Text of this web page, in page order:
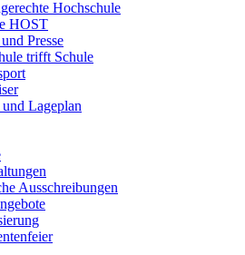
Hochschule
HOST
Presse
trifft Schule
Lageplan
Ausschreibungen